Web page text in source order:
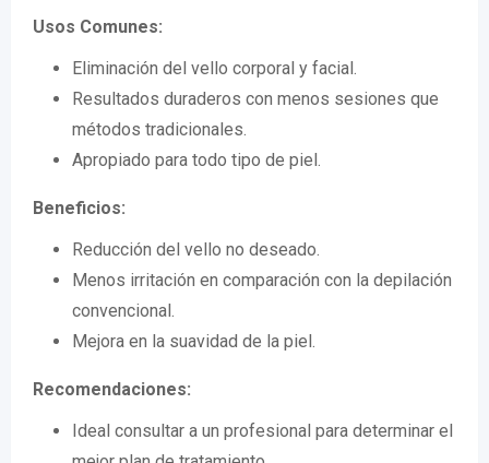
Usos Comunes:
Eliminación del vello corporal y facial.
Resultados duraderos con menos sesiones que
métodos tradicionales.
Apropiado para todo tipo de piel.
Beneficios:
Reducción del vello no deseado.
Menos irritación en comparación con la depilación
convencional.
Mejora en la suavidad de la piel.
Recomendaciones:
Ideal consultar a un profesional para determinar el